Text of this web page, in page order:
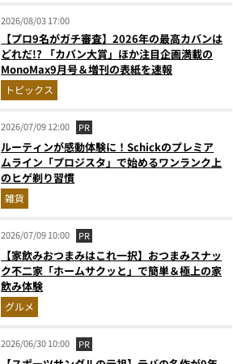
2026/08/03 17:00
【プロ9名がガチ審査】2026年の最高カバンは
どれだ!? 「カバン大賞」ほか注目企画満載の
MonoMax9月号＆増刊の表紙を速報
トピックス
2026/07/09 12:00 PR
ルーティンが感動体験に！Schickのプレミア
ムライン「プロジスタ」で始めるワンランク上
のヒゲ剃り習慣
雑貨
2026/07/09 10:00 PR
【家飲みおつまみはこれ一択】おつまみスナッ
ク不二家「ホームサクッと」で簡単＆極上の家
飲み体験
グルメ
2026/06/30 10:00 PR